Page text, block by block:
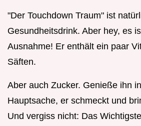
"Der Touchdown Traum" ist
Gesundheitsdrink. Aber hey, es
Ausnahme! Er enthält ein paar
Säften.
Aber auch Zucker. Genieße ihn
Hauptsache, er schmeckt und
Und vergiss nicht: Das